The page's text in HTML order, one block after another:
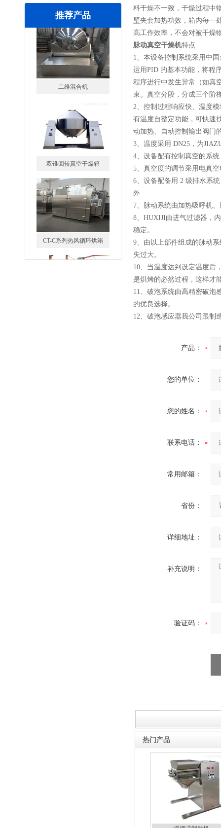
推荐产品
料干燥不一致，干燥过程中
壁夹套加热功效，箱内每一
高工作效率，不会对被干燥
脉动真空干燥机特点
1、本设备控制系统采用中
运用PID 的基本功能，将程
程序进行中发生异常（如真
束。真空分段，分成三个阶
2、控制过程响应快、温度
有温度自整定功能，可快速
动加热、自动控制输出阀门
3、温度采用 DN25，为
4、设备配有控制真空的系
5、真空度的调节采用电真
6、设备配备用 2 级排水系
外
7、脉动系统由加热吸呼机
8、HUXIJI由进气过滤器，
稳定。
9、由以上部件组成的脉动
失过大。
10、当温度达到设定温度后
是烘烤的必然过程，这样才
11、破泡系统由高精密破泡
的优良选择。
12、破泡感应器我公司跟制
产品：
您的单位：
您的姓名：
联系电话：
常用邮箱：
省份：
详细地址：
补充说明：
验证码：
热门产品